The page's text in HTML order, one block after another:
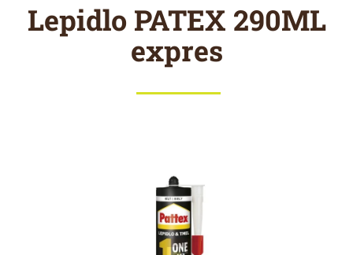
Lepidlo PATEX 290ML
expres